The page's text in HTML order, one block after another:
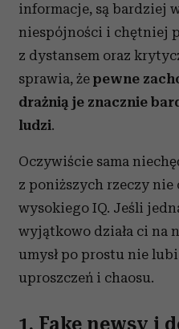
informacje, są bardziej
niespójności i chętniej
z dystansem oraz
sprawia, że pewne
drażnią je znacznie
ludzi.
Oczywiście sama
z poniższych rzeczy
wysokiego IQ. Jeśli
wyjątkowo działa ci na
umysł po prostu nie
uproszczeń i chaosu.
1. Fake newsy i